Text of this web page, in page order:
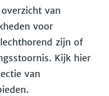
van
voor
zijn of
Kijk hier
van